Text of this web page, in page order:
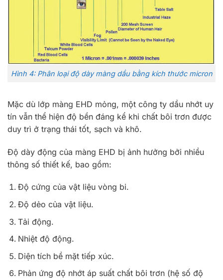
Hình 4: Phân loại độ dày màng dầu bằng kích thước micron
Mặc dù lớp màng EHD mỏng, một công ty dầu nhớt uy
tín vẫn thể hiện độ bền đáng kể khi chất bôi trơn được
duy trì ở trạng thái tốt, sạch và khô.
Độ dày động của màng EHD bị ảnh hưởng bởi nhiều
thông số thiết kế, bao gồm:
Độ cứng của vật liệu vòng bi.
Độ dẻo của vật liệu.
Tải động.
Nhiệt độ động.
Diện tích bề mặt tiếp xúc.
Phản ứng độ nhớt áp suất chất bôi trơn (hệ số độ